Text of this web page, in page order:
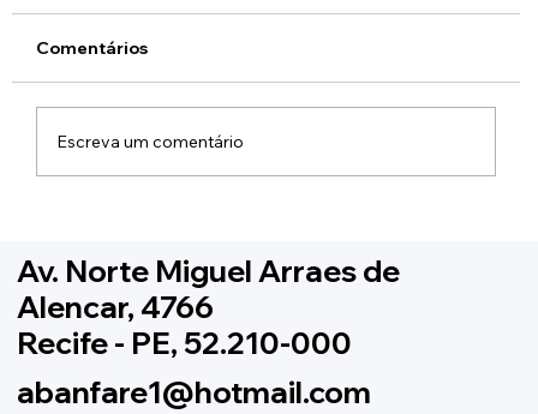
Pernambucana de Bandas e Fanfarras
Comentários
Escreva um comentário
Av. Norte Miguel Arraes de
Alencar, 4766
Recife - PE, 52.210-000
abanfare1@hotmail.com